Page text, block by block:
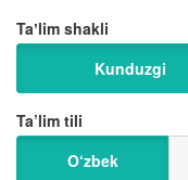
Taʼlim shakli
Kunduzgi
Ta’lim tili
O‘zbek